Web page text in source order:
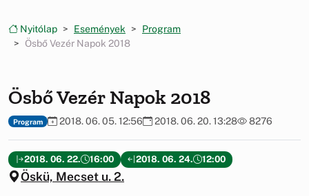
Nyitólap Események
Program
Ösbő Vezér Napok 2018
Ösbő Vezér Napok 2018
Program 2018. 06. 05. 12:56 2018. 06. 20. 13:28 8276
2018. 06. 22. 16:00 2018. 06. 24. 12:00
Öskü, Mecset u. 2.